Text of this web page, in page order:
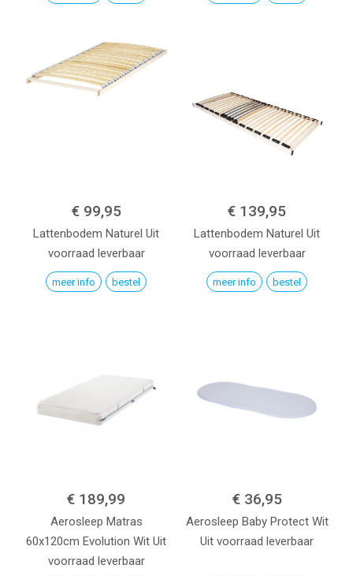
€ 99,95
Lattenbodem Naturel Uit
voorraad leverbaar
meer info bestel
€ 139,95
Lattenbodem Naturel Uit
voorraad leverbaar
meer info bestel
€ 189,99
Aerosleep Matras
60x120cm Evolution Wit Uit
voorraad leverbaar
€ 36,95
Aerosleep Baby Protect Wit
Uit voorraad leverbaar